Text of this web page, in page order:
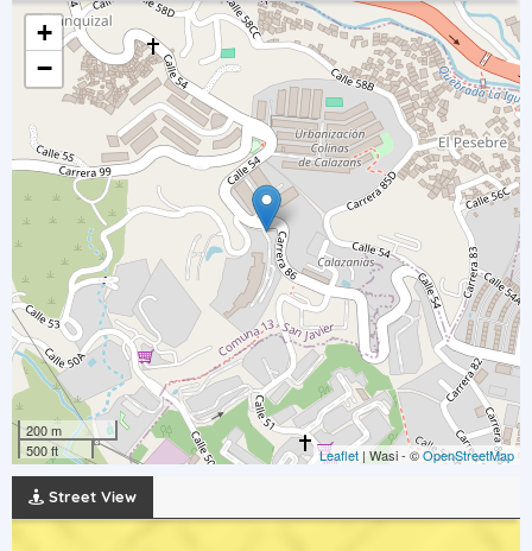
+
−
200 m
500 ft
Leaflet | Wasi - ©OpenStreetMap
Street View